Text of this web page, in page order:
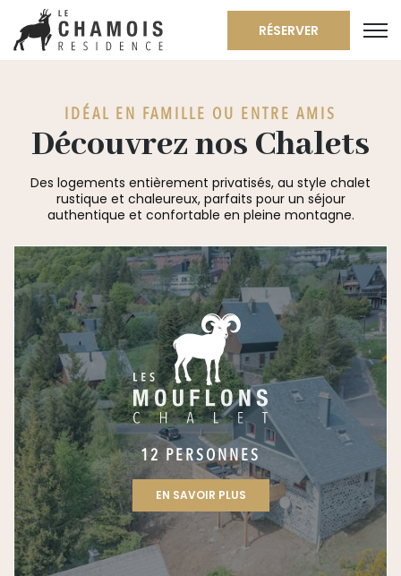
RÉSERVER
IDÉAL EN FAMILLE OU ENTRE AMIS
Découvrez nos Chalets
Des logements entièrement privatisés, au style chalet
rustique et chaleureux, parfaits pour un séjour
authentique et confortable en pleine montagne.
12 PERSONNES
EN SAVOIR PLUS